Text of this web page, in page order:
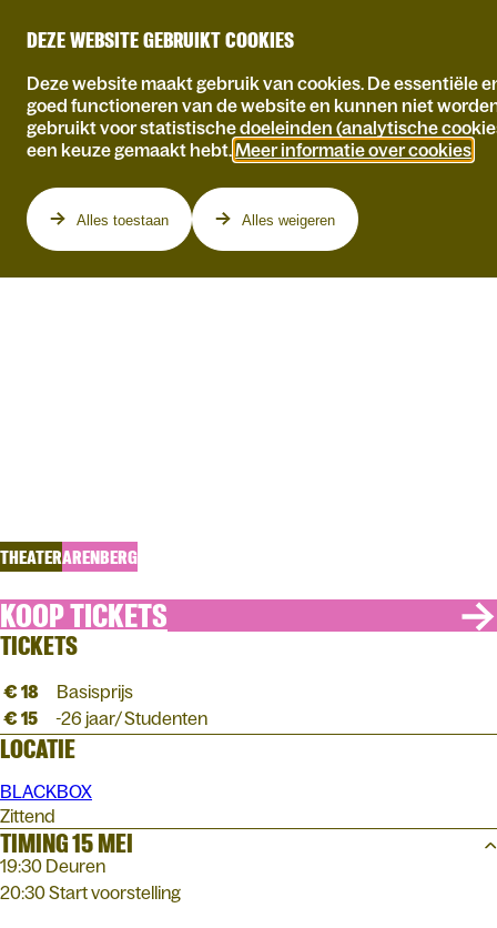
DEZE WEBSITE GEBRUIKT COOKIES
Deze website maakt gebruik van cookies. De essentiële
goed functioneren van de website en kunnen niet
gebruikt voor statistische doeleinden (analytische
een keuze gemaakt hebt. Meer informatie over cookies
Alles toestaan Alles weigeren
ZA 15.05.2027
THEATERARENBERG
KOOP TICKETS
TICKETS
€ 18
Basisprijs
€ 15
-26 jaar/ Studenten
LOCATIE
BLACKBOX
Zittend
TIMING 15 MEI
19:30 Deuren
20:30 Start voorstelling